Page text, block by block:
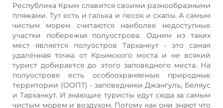
Республика Крым славится своими разнообразными
пляжами. Тут есть и галька и песок и скалы. А самым
чистым морем считаются наиболее недоступные
участки побережья полуострова. Одним из таких
мест является полуостров Тарханкут - это самая
удалённая точка от Крымского моста и не всякий
турист добирается до этого заповедного места. На
полуострове есть особоохраняемые природные
территории (ООПТ) - заповедники Джангуль, Беляус
и Тарханкут. И знающие туристы едут сюда за самым
чистым морем и воздухом. Потому как они знают что